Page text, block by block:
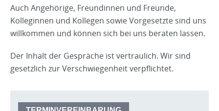
Auch Angehörige, Freundinnen und Freunde,
Kolleginnen und Kollegen sowie Vorgesetzte sind uns
willkommen und können sich bei uns beraten lassen.
Der Inhalt der Gespräche ist vertraulich. Wir sind
gesetzlich zur Verschwiegenheit verpflichtet.